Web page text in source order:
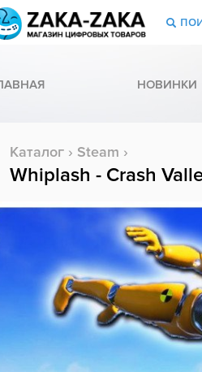
НОВИНКИ
Каталог › Steam ›
Whiplash - Crash